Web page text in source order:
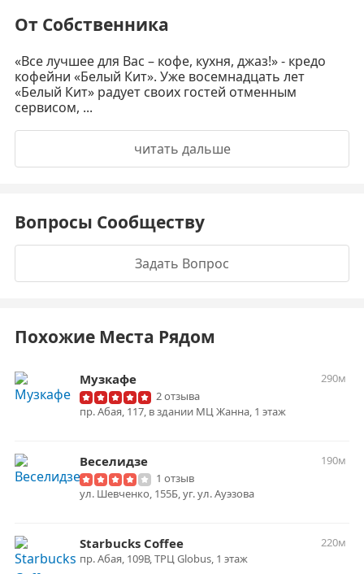
От Собственника
«Все лучшее для Вас – кофе, кухня, джаз!» - кредо
кофейни «Белый Кит». Уже восемнадцать лет
«Белый Кит» радует своих гостей отменным
сервисом, ...
читать дальше
Вопросы Сообществу
Задать Вопрос
Похожие Места Рядом
Музкафе
290м
2 отзыва
пр. Абая, 117, в здании МЦ Жанна, 1 этаж
Веселидзе
190м
1 отзыв
ул. Шевченко, 155Б, уг. ул. Ауэзова
Starbucks Coffee
220м
пр. Абая, 109В, ТРЦ Globus, 1 этаж